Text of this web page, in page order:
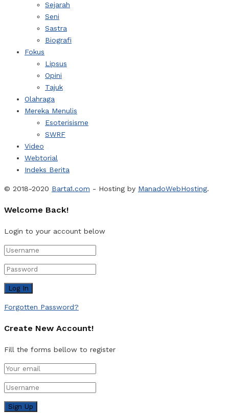
Sejarah
Seni
Sastra
Biografi
Fokus
Lipsus
Opini
Tajuk
Olahraga
Mereka Menulis
Esoterisisme
SWRF
Video
Webtorial
Indeks Berita
© 2018-2020 Barta1.com - Hosting by ManadoWebHosting.
Welcome Back!
Login to your account below
Forgotten Password?
Create New Account!
Fill the forms bellow to register